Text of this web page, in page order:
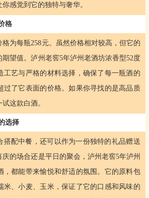
感觉到它的独特与奢华。
格
为每瓶258元。虽然价格相对较高，但它的
望值。泸州老窖5年泸州老酒坊浓香型52度
工艺与严格的材料选择，确保了每一瓶酒的
过了它表面的价格。如果你寻找的是高品质
这款白酒。
选择
搭配中餐，还可以作为一份独特的礼品赠送
的场合还是平日的聚会，泸州老窖5年泸州
，都能带来愉悦和舒适的氛围。它的原料包
米、小麦、玉米，保证了它的口感和风味的